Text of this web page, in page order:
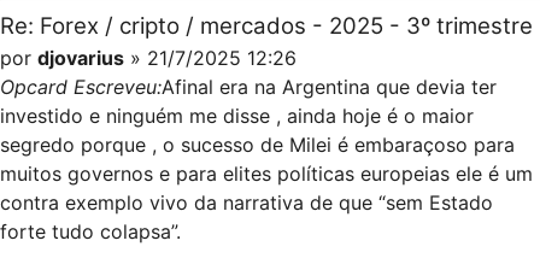
Re: Forex / cripto / mercados - 2025 - 3º trimestre
por djovarius » 21/7/2025 12:26
Opcard Escreveu:Afinal era na Argentina que devia ter
investido e ninguém me disse , ainda hoje é o maior
segredo porque , o sucesso de Milei é embaraçoso para
muitos governos e para elites políticas europeias ele é um
contra exemplo vivo da narrativa de que “sem Estado
forte tudo colapsa”.